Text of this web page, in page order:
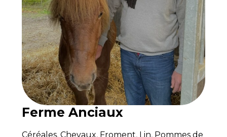
Ferme Anciaux
Céréales, Chevaux, Froment, Lin, Pommes de